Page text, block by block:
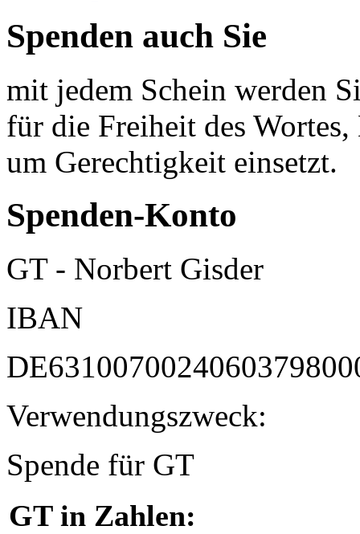
Spenden auch Sie
mit jedem Schein werden
für die Freiheit des
um Gerechtigkeit einsetzt.
Spenden-Konto
GT - Norbert Gisder
IBAN
Verwendungszweck:
Spende für GT
GT in Zahlen: